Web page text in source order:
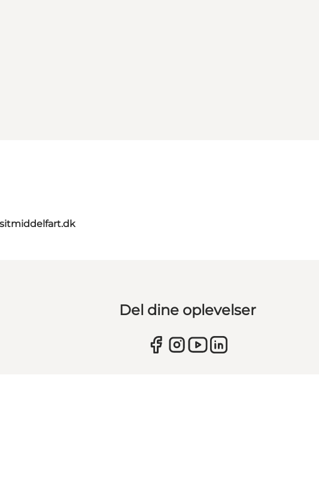
Del dine oplevelser